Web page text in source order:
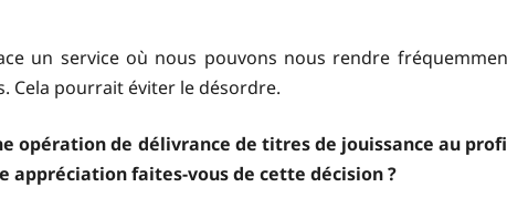
un service où nous pouvons nous rendre
Cela pourrait éviter le désordre.
opération de délivrance de titres de jouissance au
appréciation faites-vous de cette décision ?